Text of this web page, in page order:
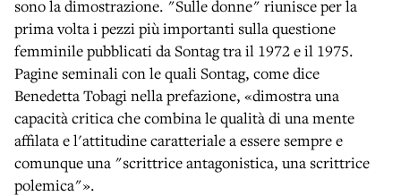
sono la dimostrazione. "Sulle donne" riunisce per la
prima volta i pezzi più importanti sulla questione
femminile pubblicati da Sontag tra il 1972 e il 1975.
Pagine seminali con le quali Sontag, come dice
Benedetta Tobagi nella prefazione, «dimostra una
capacità critica che combina le qualità di una mente
affilata e l'attitudine caratteriale a essere sempre e
comunque una "scrittrice antagonistica, una scrittrice
polemica"».